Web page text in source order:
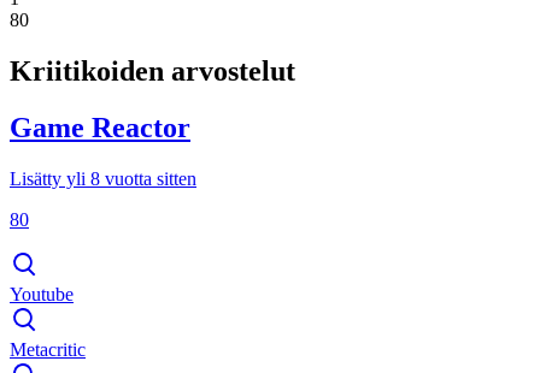
80
Kriitikoiden arvostelut
Game Reactor
Lisätty yli 8 vuotta sitten
80
Youtube
Metacritic